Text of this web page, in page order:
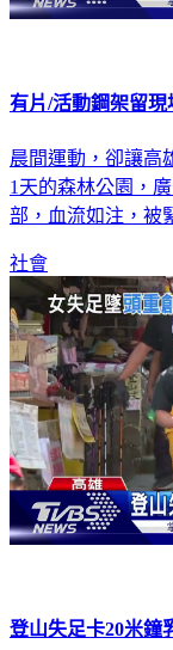
有片/活動鋼架留
晨間運動，卻讓高
1天的森林公園，
部，血流如注，被
社會
登山失足卡20米